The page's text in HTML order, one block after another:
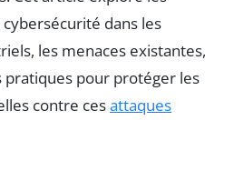
dans les
les menaces existantes,
pratiques pour protéger les
contre cesattaques